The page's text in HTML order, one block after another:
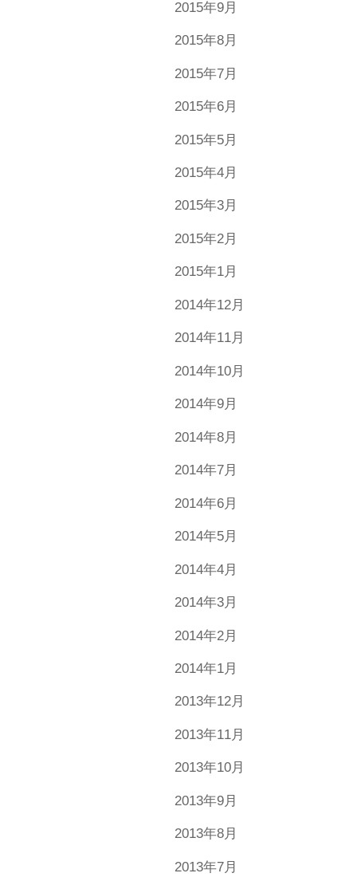
2015年9月
2015年8月
2015年7月
2015年6月
2015年5月
2015年4月
2015年3月
2015年2月
2015年1月
2014年12月
2014年11月
2014年10月
2014年9月
2014年8月
2014年7月
2014年6月
2014年5月
2014年4月
2014年3月
2014年2月
2014年1月
2013年12月
2013年11月
2013年10月
2013年9月
2013年8月
2013年7月